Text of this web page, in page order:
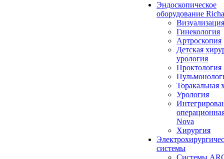
Эндоскопическое
оборудование
Визуализация
Гинекология
Артроскопия
Детская
урология
Проктология
Торакальная
Урология
Nova
Хирургия
системы
Системы